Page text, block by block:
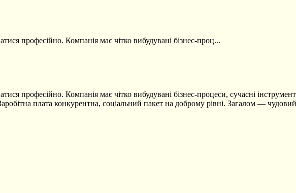
професійно. Компанія має чітко вибудувані бізнес-проц...
професійно. Компанія має чітко вибудувані бізнес-процеси, сучасні
плата конкурентна, соціальний пакет на доброму рівні. Загалом —